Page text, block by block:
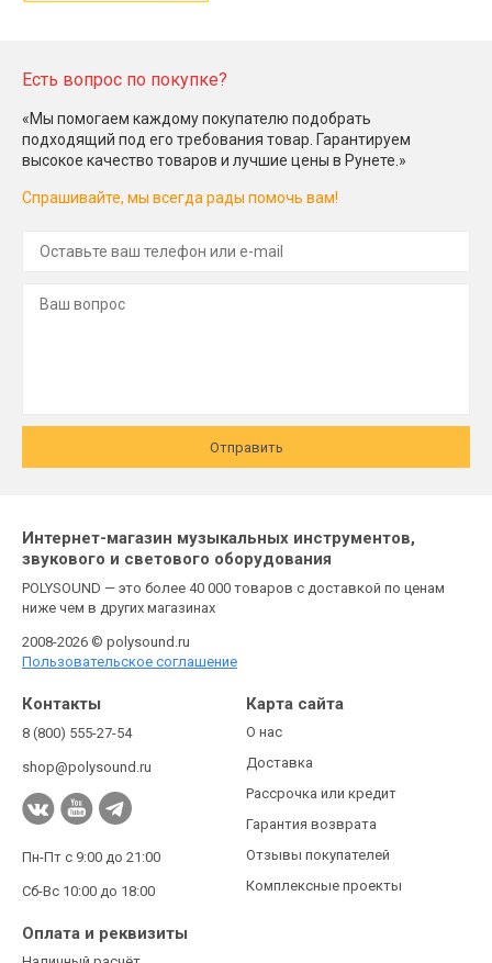
Есть вопрос по покупке?
«Мы помогаем каждому покупателю подобрать
подходящий под его требования товар. Гарантируем
высокое качество товаров и лучшие цены в Рунете.»
Спрашивайте, мы всегда рады помочь вам!
Отправить
Интернет-магазин музыкальных инструментов,
звукового и светового оборудования
POLYSOUND — это более 40 000 товаров с доставкой по ценам
ниже чем в других магазинах
2008-2026 © polysound.ru
Пользовательское соглашение
Контакты
8 (800) 555-27-54
shop@polysound.ru
Пн-Пт с 9:00 до 21:00
Сб-Вс 10:00 до 18:00
Карта сайта
О нас
Доставка
Рассрочка или кредит
Гарантия возврата
Отзывы покупателей
Комплексные проекты
Оплата и реквизиты